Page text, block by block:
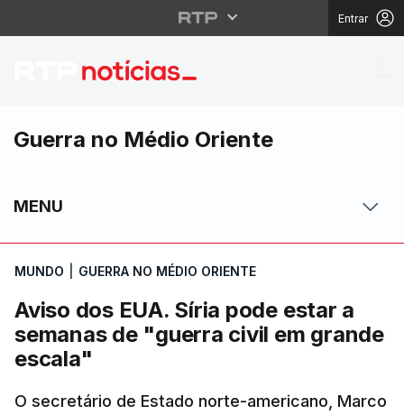
Entrar
Aviso dos EUA. Síria
Guerra no Médio Oriente
MENU
MUNDO GUERRA NO MÉDIO ORIENTE
Aviso dos EUA. Síria pode estar a
semanas de "guerra civil em grande
escala"
O secretário de Estado norte-americano, Marco